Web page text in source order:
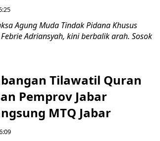
Agung Muda Tindak Pidana Khusus
Adriansyah, kini berbalik arah. Sosok
Tilawatil Quran
Pemprov Jabar
MTQ Jabar